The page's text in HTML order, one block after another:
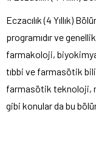
Eczacılık (4 Yıllık)
programıdır ve
farmakoloji,
tıbbi ve farmasötik
farmasötik teknoloji,
gibi konular da bu